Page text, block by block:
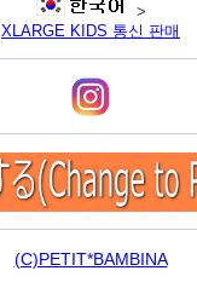
>
XLARGE KIDS 통신 판매
(C)PETIT*BAMBINA